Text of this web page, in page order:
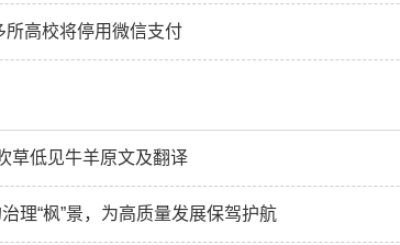
高校将停用微信支付
草低见牛羊原文及翻译
理“枫”景，为高质量发展保驾护航